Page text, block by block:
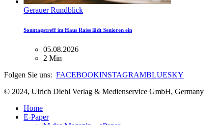
Gerauer Rundblick
Sonntagstreff im Haus Raiss lädt Senioren ein
05.08.2026
2 Min
Folgen Sie uns: FACEBOOKINSTAGRAMBLUESKY
© 2024, Ulrich Diehl Verlag & Medienservice GmbH, Germany
Home
E-Paper